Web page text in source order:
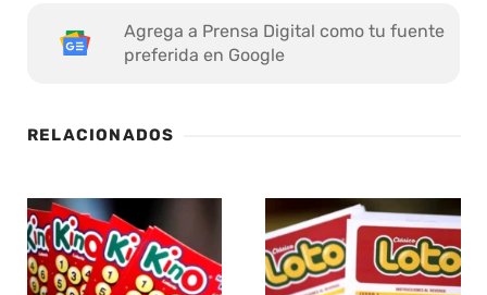
Agrega a Prensa Digital como tu fuente
preferida en Google
RELACIONADOS